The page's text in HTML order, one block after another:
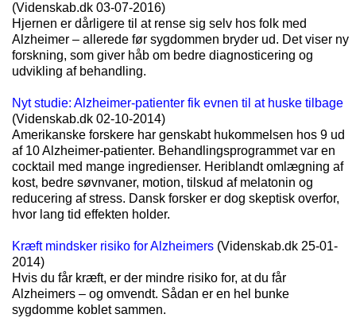
(Videnskab.dk 03-07-2016)
Hjernen er dårligere til at rense sig selv hos folk med
Alzheimer – allerede før sygdommen bryder ud. Det viser ny
forskning, som giver håb om bedre diagnosticering og
udvikling af behandling.
Nyt studie: Alzheimer-patienter fik evnen til at huske tilbage
(Videnskab.dk 02-10-2014)
Amerikanske forskere har genskabt hukommelsen hos 9 ud
af 10 Alzheimer-patienter. Behandlingsprogrammet var en
cocktail med mange ingredienser. Heriblandt omlægning af
kost, bedre søvnvaner, motion, tilskud af melatonin og
reducering af stress. Dansk forsker er dog skeptisk overfor,
hvor lang tid effekten holder.
Kræft mindsker risiko for Alzheimers (Videnskab.dk 25-01-
2014)
Hvis du får kræft, er der mindre risiko for, at du får
Alzheimers – og omvendt. Sådan er en hel bunke
sygdomme koblet sammen.